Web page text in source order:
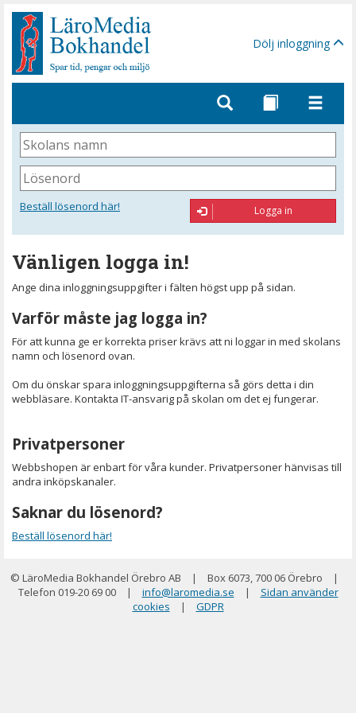
Gå
sidinnehåll
Dölj inloggning
Skolans
namn
Lösenord
Beställ lösenord här! Logga in
Vänligen logga in!
Ange dina inloggningsuppgifter i fälten högst upp på sidan.
Varför måste jag logga in?
För att kunna ge er korrekta priser krävs att ni loggar in med skolans
namn och lösenord ovan.
Om du önskar spara inloggningsuppgifterna så görs detta i din
webbläsare. Kontakta IT-ansvarig på skolan om det ej fungerar.
Privatpersoner
Webbshopen är enbart för våra kunder. Privatpersoner hänvisas till
andra inköpskanaler.
Saknar du lösenord?
Beställ lösenord här!
© LäroMedia Bokhandel Örebro AB | Box 6073, 700 06 Örebro
|
Telefon 019-20 69 00
| info@laromedia.se |
Sidan använder
cookies
| GDPR